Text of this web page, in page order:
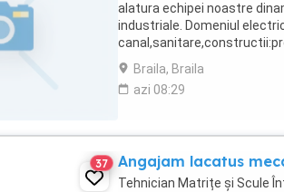
alatura echipei noastre
industriale. Domeniul
experienta. Angajam
Braila, Braila
azi 08:29
37 Angajam lacatus
Tehnician Matrițe și Scule